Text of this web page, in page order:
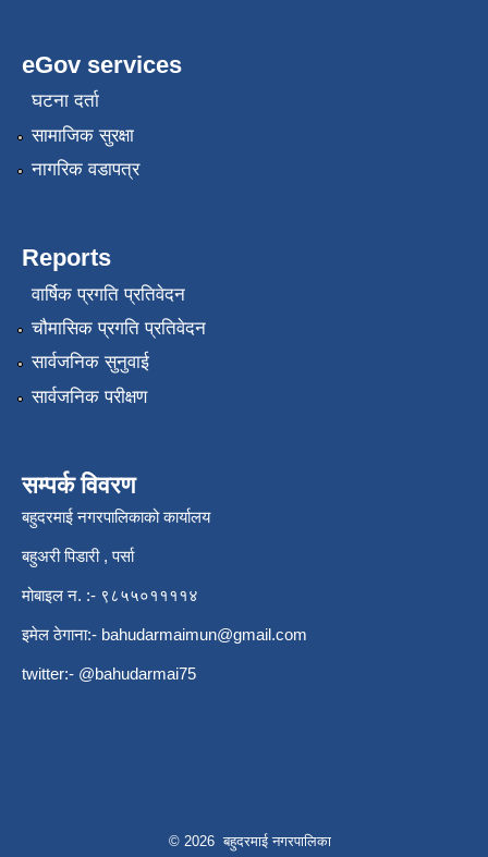
eGov services
घटना दर्ता
सामाजिक सुरक्षा
नागरिक वडापत्र
Reports
वार्षिक प्रगति प्रतिवेदन
चौमासिक प्रगति प्रतिवेदन
सार्वजनिक सुनुवाई
सार्वजनिक परीक्षण
सम्पर्क विवरण
बहुदरमाई नगरपालिकाको कार्यालय
बहुअरी पिडारी , पर्सा
मोबाइल न. :- ९८५५०११११४
इमेल ठेगाना:- bahudarmaimun@gmail.com
twitter:- @bahudarmai75
© 2026 बहुदरमाई नगरपालिका